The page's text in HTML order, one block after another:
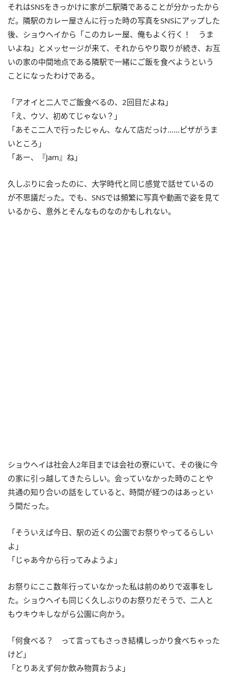
それはSNSをきっかけに家が二駅隣であることが分かったから
だ。隣駅のカレー屋さんに行った時の写真をSNSにアップした
後、ショウヘイから「このカレー屋、俺もよく行く！ うま
いよね」とメッセージが来て、それからやり取りが続き、お互
いの家の中間地点である隣駅で一緒にご飯を食べようという
ことになったわけである。
「アオイと二人でご飯食べるの、2回目だよね」
「え、ウソ、初めてじゃない？」
「あそこ二人で行ったじゃん、なんて店だっけ……ピザがうま
いところ」
「あー、『Jam』ね」
久しぶりに会ったのに、大学時代と同じ感覚で話せているの
が不思議だった。でも、SNSでは頻繁に写真や動画で姿を見て
いるから、意外とそんなものなのかもしれない。
ショウヘイは社会人2年目までは会社の寮にいて、その後に今
の家に引っ越してきたらしい。会っていなかった時のことや
共通の知り合いの話をしていると、時間が経つのはあっとい
う間だった。
「そういえば今日、駅の近くの公園でお祭りやってるらしい
よ」
「じゃあ今から行ってみようよ」
お祭りにここ数年行っていなかった私は前のめりで返事をし
た。ショウヘイも同じく久しぶりのお祭りだそうで、二人と
もウキウキしながら公園に向かう。
「何食べる？ って言ってもさっき結構しっかり食べちゃった
けど」
「とりあえず何か飲み物買おうよ」